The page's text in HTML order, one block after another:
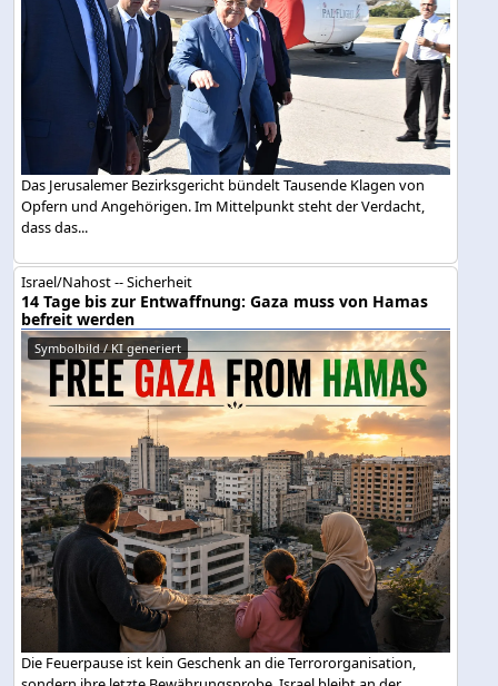
Das Jerusalemer Bezirksgericht bündelt Tausende Klagen von
Opfern und Angehörigen. Im Mittelpunkt steht der Verdacht,
dass das...
Israel/Nahost -- Sicherheit
14 Tage bis zur Entwaffnung: Gaza muss von Hamas
befreit werden
Symbolbild / KI generiert
Die Feuerpause ist kein Geschenk an die Terrororganisation,